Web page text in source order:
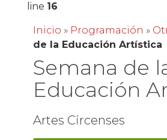
line 16
Inicio » Programación »
de la Educación Artística
Semana de
Educación
Artes Circenses